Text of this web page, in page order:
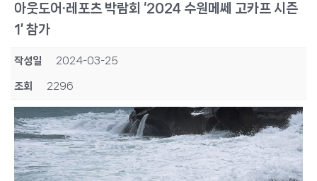
아웃도어∙레포츠 박람회 ‘2024 수원메쎄 고카프 시즌
1’ 참가
작성일 2024-03-25
조회 2296